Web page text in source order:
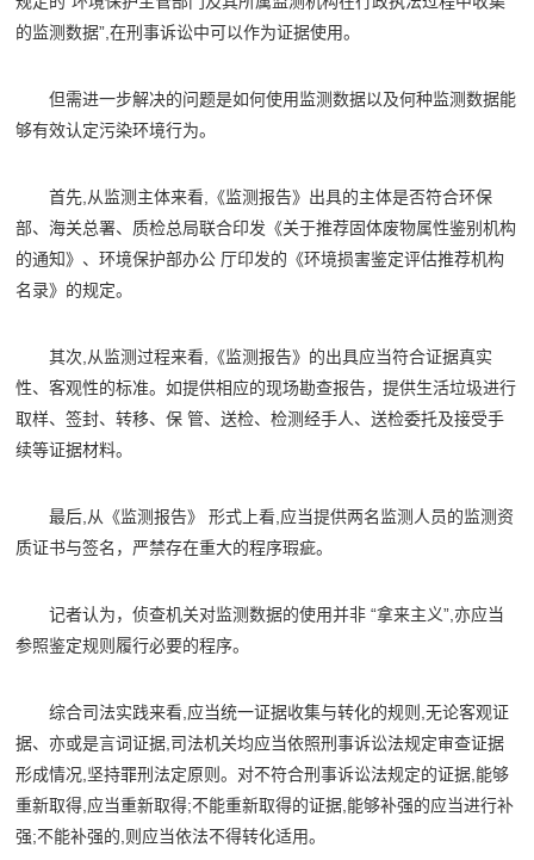
的监测数据”,在刑事诉讼中可以作为证据使用。
但需进一步解决的问题是如何使用监测数据以及何种监测数据能
够有效认定污染环境行为。
首先,从监测主体来看,《监测报告》出具的主体是否符合环保
部、海关总署、质检总局联合印发《关于推荐固体废物属性鉴别机构
的通知》、环境保护部办公 厅印发的《环境损害鉴定评估推荐机构
名录》的规定。
其次,从监测过程来看,《监测报告》的出具应当符合证据真实
性、客观性的标准。如提供相应的现场勘查报告，提供生活垃圾进行
取样、签封、转移、保 管、送检、检测经手人、送检委托及接受手
续等证据材料。
最后,从《监测报告》 形式上看,应当提供两名监测人员的监测资
质证书与签名，严禁存在重大的程序瑕疵。
记者认为，侦查机关对监测数据的使用并非 “拿来主义”,亦应当
参照鉴定规则履行必要的程序。
综合司法实践来看,应当统一证据收集与转化的规则,无论客观证
据、亦或是言词证据,司法机关均应当依照刑事诉讼法规定审查证据
形成情况,坚持罪刑法定原则。对不符合刑事诉讼法规定的证据,能够
重新取得,应当重新取得;不能重新取得的证据,能够补强的应当进行补
强;不能补强的,则应当依法不得转化适用。